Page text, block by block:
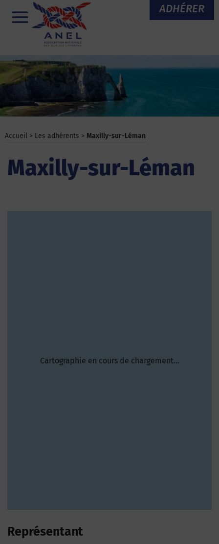
ADHÉRER
Menu
Accueil > Les adhérents > Maxilly-sur-Léman
Maxilly-sur-Léman
Cartographie en cours de chargement...
Représentant